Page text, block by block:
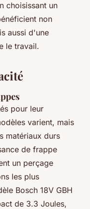
choisissant un
non
aussi d'une
le travail.
pour leur
varient, mais
matériaux durs
de frappe
un perçage
les plus
Bosch 18V GBH
de 3.3 Joules,